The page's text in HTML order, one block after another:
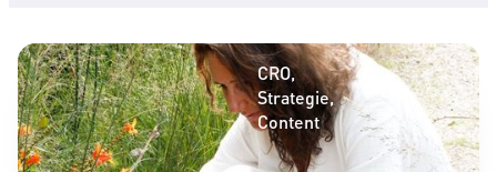
CRO
Strategie
Content